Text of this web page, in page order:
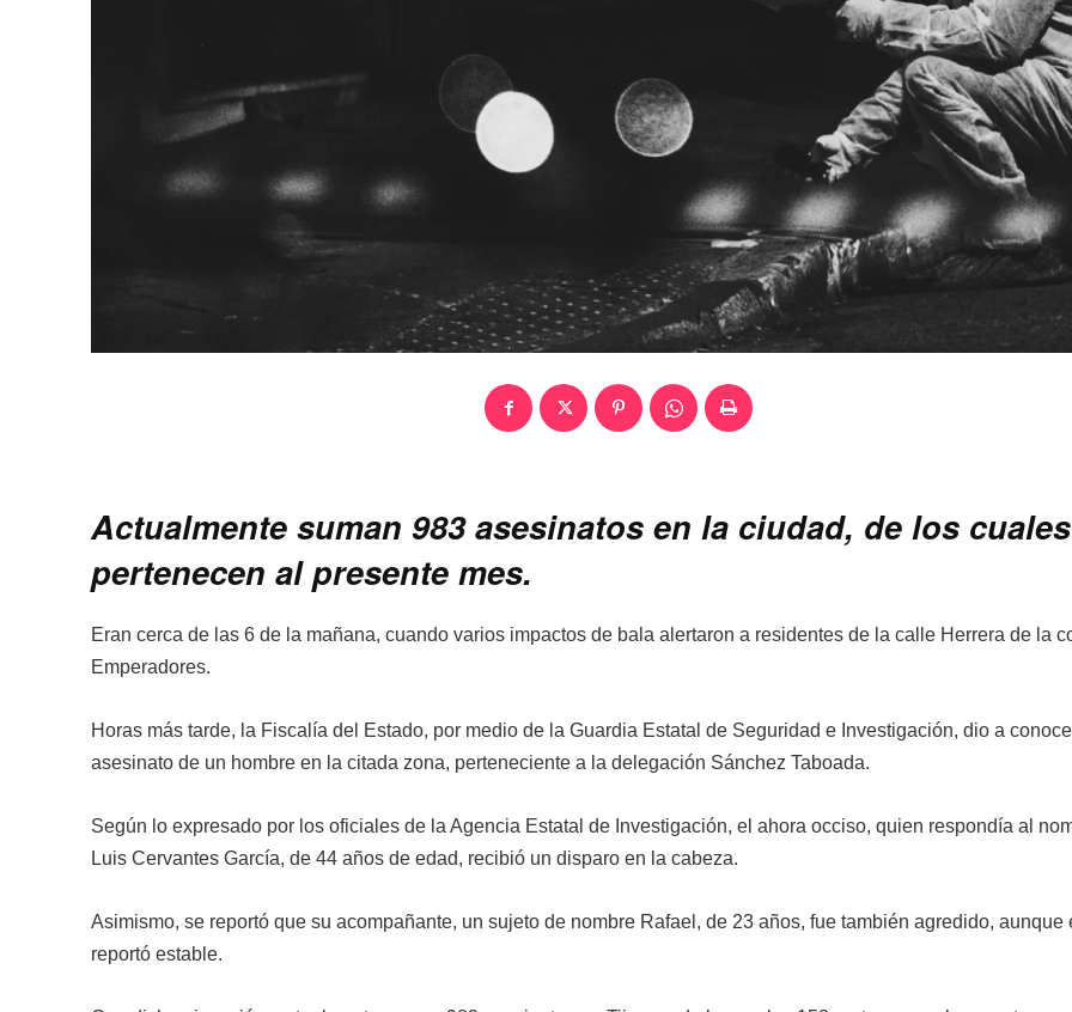
Actualmente suman 983 asesinatos en la ciudad, de los
pertenecen al presente mes.
Eran cerca de las 6 de la mañana, cuando varios impactos de bala alertaron a residentes de la calle Herrera de la
Emperadores.
Horas más tarde, la Fiscalía del Estado, por medio de la Guardia Estatal de Seguridad e Investigación, dio a
asesinato de un hombre en la citada zona, perteneciente a la delegación Sánchez Taboada.
Según lo expresado por los oficiales de la Agencia Estatal de Investigación, el ahora occiso, quien respondía al
Luis Cervantes García, de 44 años de edad, recibió un disparo en la cabeza.
Asimismo, se reportó que su acompañante, un sujeto de nombre Rafael, de 23 años, fue también agredido, aunque
reportó estable.